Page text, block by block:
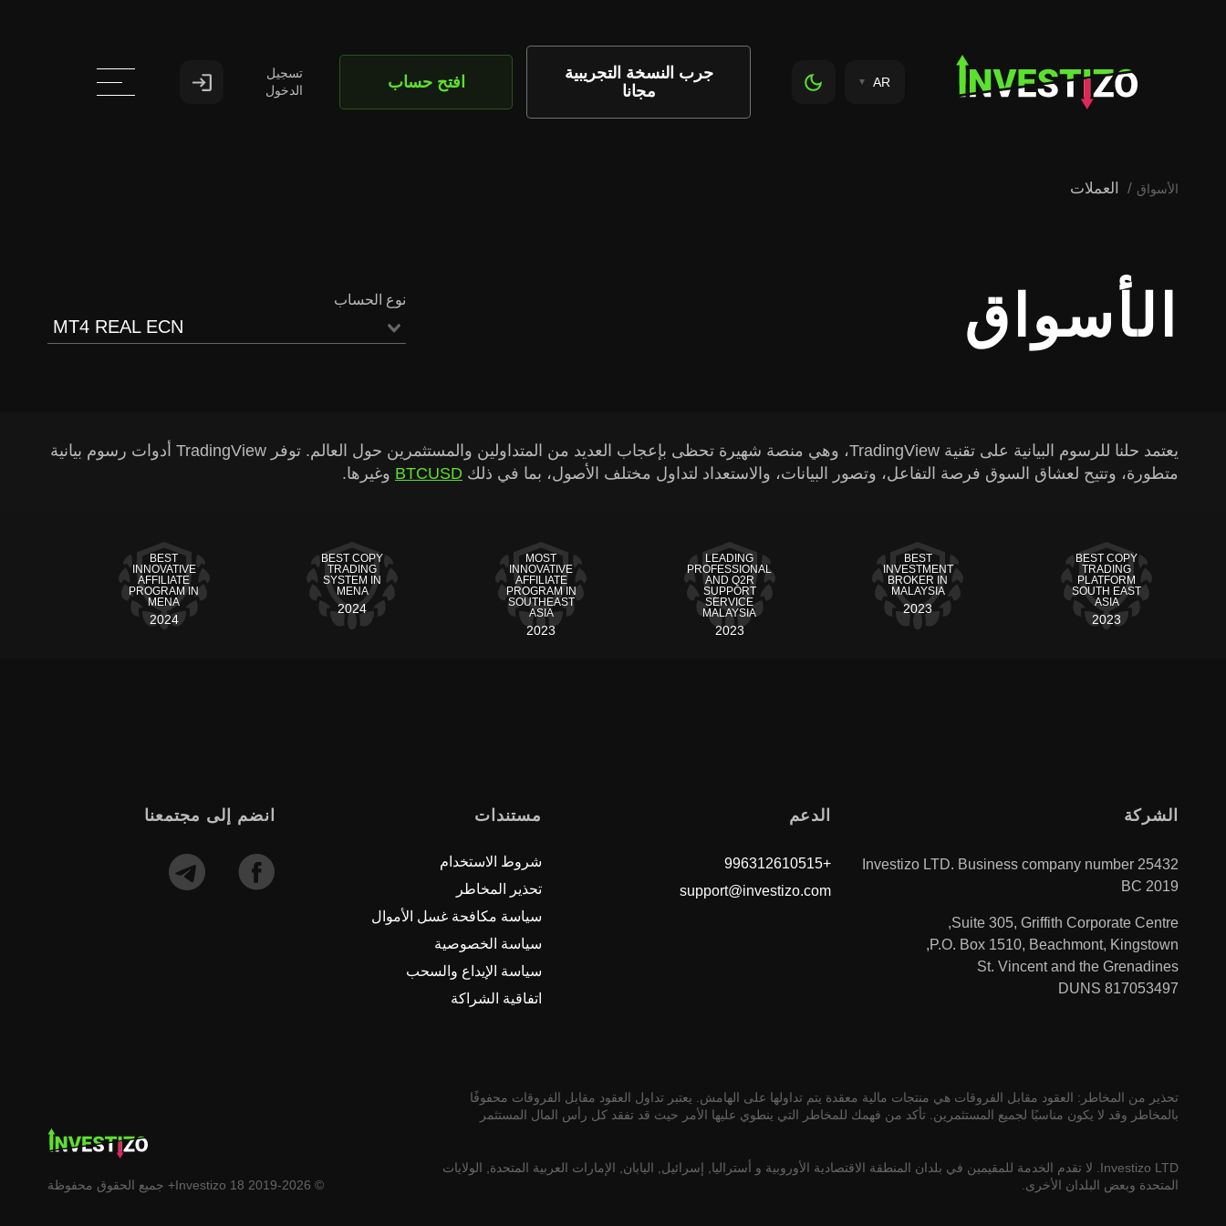
AR
جرب النسخة التجريبية
مجانا
افتح حساب
تسجيل
الدخول
الأسواق العملات
الأسواق نوع الحساب
MT4 REAL ECN
يعتمد حلنا للرسوم البيانية على تقنية TradingView، وهي منصة شهيرة تحظى بإعجاب العديد من المتداولين والمستثمرين حول العالم. توفر TradingView أدوات رسوم بيانية
متطورة، وتتيح لعشاق السوق فرصة التفاعل، وتصور البيانات، والاستعداد لتداول مختلف الأصول، بما في ذلك BTCUSD وغيرها.
BEST COPY
TRADING
PLATFORM
SOUTH EAST
ASIA
2023
BEST
INVESTMENT
BROKER IN
MALAYSIA
2023
LEADING
PROFESSIONAL
AND Q2R
SUPPORT
SERVICE
MALAYSIA
2023
MOST
INNOVATIVE
AFFILIATE
PROGRAM IN
SOUTHEAST
ASIA
2023
BEST COPY
TRADING
SYSTEM IN
MENA
2024
BEST
INNOVATIVE
AFFILIATE
PROGRAM IN
MENA
2024
الشركة
Investizo LTD. Business company number 25432
BC 2019
Suite 305, Griffith Corporate Centre,
P.O. Box 1510, Beachmont, Kingstown,
St. Vincent and the Grenadines
DUNS 817053497
الدعم
+996312610515
support@investizo.com
مستندات
شروط الاستخدام
تحذير المخاطر
سياسة مكافحة غسل الأموال
سياسة الخصوصية
سياسة الإيداع والسحب
اتفاقية الشراكة
انضم إلى مجتمعنا
تحذير من المخاطر: العقود مقابل الفروقات هي منتجات مالية معقدة يتم تداولها على الهامش. يعتبر تداول العقود مقابل الفروقات محفوفًا
بالمخاطر وقد لا يكون مناسبًا لجميع المستثمرين. تأكد من فهمك للمخاطر التي ينطوي عليها الأمر حيث قد تفقد كل رأس المال المستثمر
Investizo LTD. لا تقدم الخدمة للمقيمين في بلدان المنطقة الاقتصادية الأوروبية و أستراليا, إسرائيل, اليابان, الإمارات العربية المتحدة, الولايات
المتحدة وبعض البلدان الأخرى.
© 2019-2026 Investizo 18+ جميع الحقوق محفوظة